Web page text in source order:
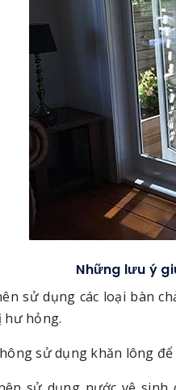
Những lưu ý
sử dụng các loại bàn
hư hỏng.
sử dụng khăn lông